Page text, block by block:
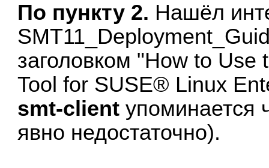
По пункту 2. Нашёл
заголовком "How to
Tool for SUSE® Linux
smt-client упоминается
явно недостаточно).